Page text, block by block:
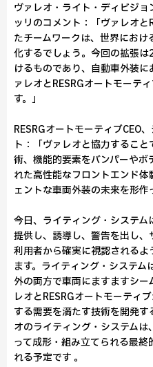
ヴァレオ・ライト・ディビジョ
ッリのコメント：「ヴァレオ
たチームワークは、世界にお
化するでしょう。今回の拡張
けるものであり、自動車外装
ァレオとRESRGオートモーテ
す。」
RESRGオートモーティブCEO
ト：「ヴァレオと協力するこ
術、機能的要素をバンパーや
れた高性能なフロントエンド
ェントな車両外装の未来を形作
今日、ライティング・システ
提供し、誘導し、警告を出し
利用者から確実に視認される
ます。ライティング・システ
外の両方で車両にますますシ
レオとRESRGオートモーティ
する需要を満たす技術を開発
オのライティング・システムは
って成形・組み立てられる最
れる予定です 。